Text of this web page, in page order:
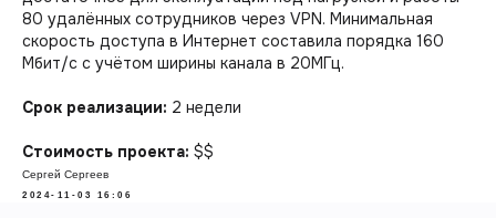
80 удалённых сотрудников через VPN. Минимальная
скорость доступа в Интернет составила порядка 160
Мбит/с с учётом ширины канала в 20МГц.
Срок реализации: 2 недели
Стоимость проекта: $$
Сергей Сергеев
2024-11-03 16:06
Сетевое оборудование
Наши проекты
Бюро & Вакансии
Партнерская программа
Гарантия & Техподдержка
Справочная